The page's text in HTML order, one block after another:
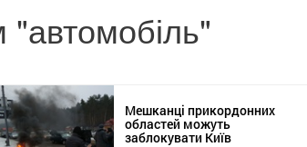
"автомобіль"
Мешканці прикордонних
областей можуть
заблокувати Київ